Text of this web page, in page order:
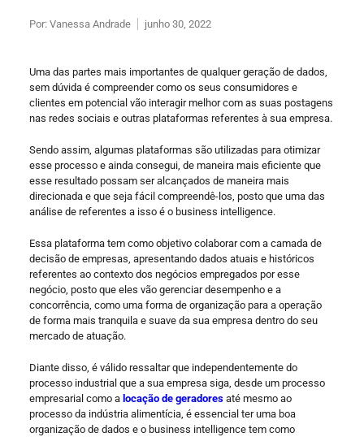
Por: Vanessa Andrade junho 30, 2022
Uma das partes mais importantes de qualquer geração de dados,
sem dúvida é compreender como os seus consumidores e
clientes em potencial vão interagir melhor com as suas postagens
nas redes sociais e outras plataformas referentes à sua empresa.
Sendo assim, algumas plataformas são utilizadas para otimizar
esse processo e ainda consegui, de maneira mais eficiente que
esse resultado possam ser alcançados de maneira mais
direcionada e que seja fácil compreendê-los, posto que uma das
análise de referentes a isso é o business intelligence.
Essa plataforma tem como objetivo colaborar com a camada de
decisão de empresas, apresentando dados atuais e históricos
referentes ao contexto dos negócios empregados por esse
negócio, posto que eles vão gerenciar desempenho e a
concorrência, como uma forma de organização para a operação
de forma mais tranquila e suave da sua empresa dentro do seu
mercado de atuação.
Diante disso, é válido ressaltar que independentemente do
processo industrial que a sua empresa siga, desde um processo
empresarial como a locação de geradores até mesmo ao
processo da indústria alimentícia, é essencial ter uma boa
organização de dados e o business intelligence tem como